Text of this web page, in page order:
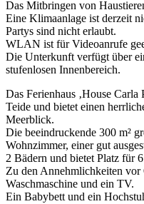
Das Mitbringen von
Eine Klimaanlage ist derzeit
Partys sind nicht erlaubt.
WLAN ist für Videoanrufe
Die Unterkunft verfügt über
stufenlosen Innenbereich.
Das Ferienhaus ‚House
Teide und bietet einen
Meerblick.
Die beeindruckende 300 m²
Wohnzimmer, einer gut
2 Bädern und bietet Platz für
Zu den Annehmlichkeiten
Waschmaschine und ein TV.
Ein Babybett und ein